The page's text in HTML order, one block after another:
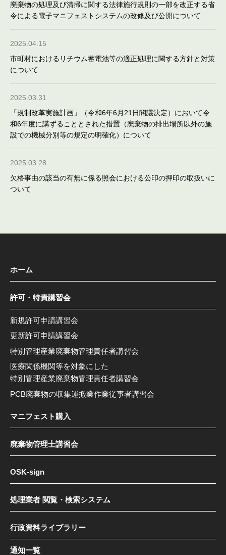
廃棄物の処理及び清掃に関する法律施行規則の一部を改正する省
令による電子マニフェストシステムの改修及び公開について
2025.04.15
市町村におけるリチウム蓄電池等の適正処理に関する方針と対策
について
2025.03.31
「規制改革実施計画」（令和6年6月21日閣議決定）において令
和6年度に講ずることとされた措置（廃棄物の排出場所以外の施
設での機械分別等の規定の明確化）について
2025.03.28
欠格事由の該当の有無に係る照会における公印の押印の取扱いに
ついて
ホーム
許可・特責講習会
新規許可申請講習会
更新許可申請講習会
特別管理産業廃棄物管理責任者講習会
医療関係機関等を対象にした
特別管理産業廃棄物管理責任者講習会
PCB廃棄物の収集運搬業作業従事者講習会
マニフェスト購入
廃棄物管理士講習会
OSK-sign
処理業者 閲覧・検索システム
行政資料ライブラリー
通知一覧